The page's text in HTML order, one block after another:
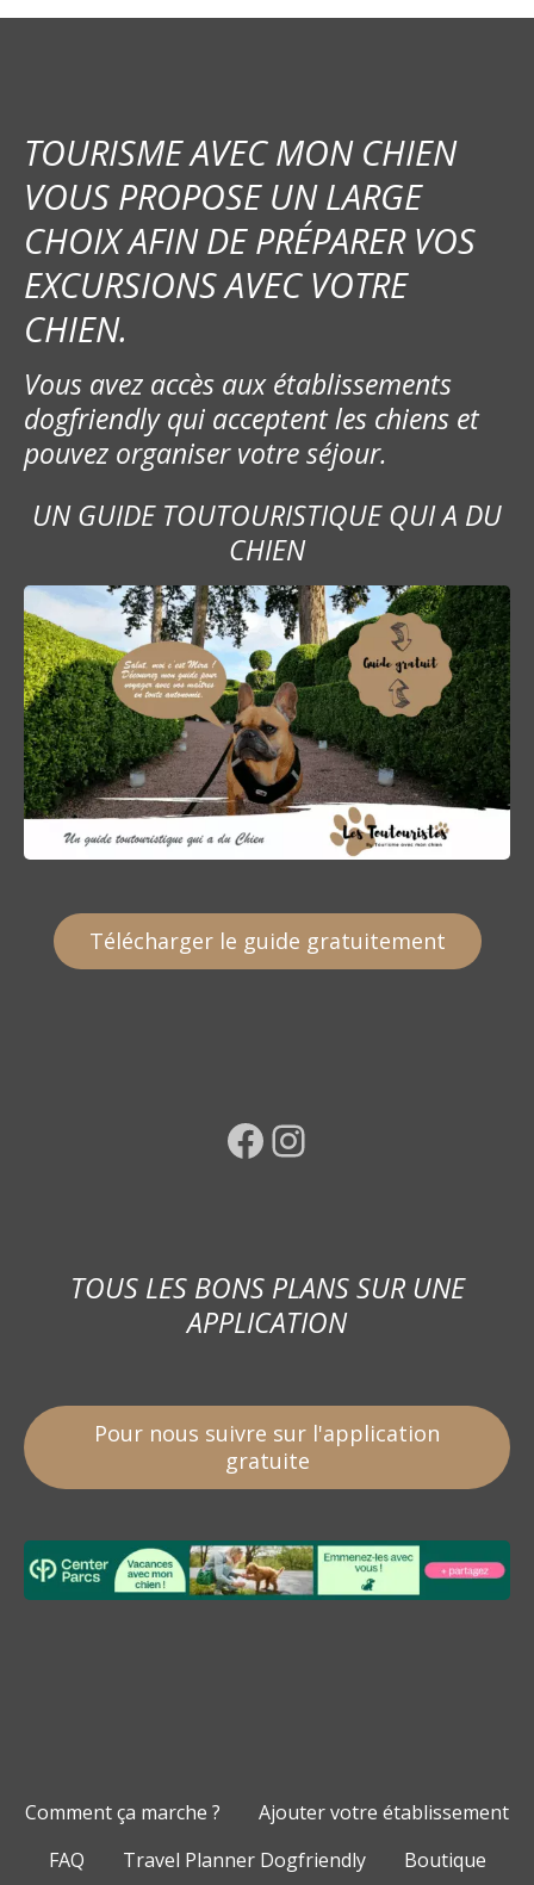
i
o
n
d
e
l
’
r
t
i
c
l
e
TOURISME AVEC MON CHIEN
VOUS PROPOSE UN LARGE
CHOIX AFIN DE PRÉPARER VOS
EXCURSIONS AVEC VOTRE
CHIEN.
Vous avez accès aux établissements
dogfriendly qui acceptent les chiens et
pouvez organiser votre séjour.
UN GUIDE TOUTOURISTIQUE QUI A DU
CHIEN
Télécharger le guide gratuitement
Facebook Instagram
TOUS LES BONS PLANS SUR UNE
APPLICATION
Pour nous suivre sur l'application
gratuite
Comment ça marche ?
Ajouter votre établissement
FAQ
Travel Planner Dogfriendly Boutique